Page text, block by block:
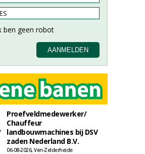
Proefveldmedewerker/
Chauffeur
landbouwmachines bij DSV
zaden Nederland B.V.
06-08-2026, Ven-Zelderheide